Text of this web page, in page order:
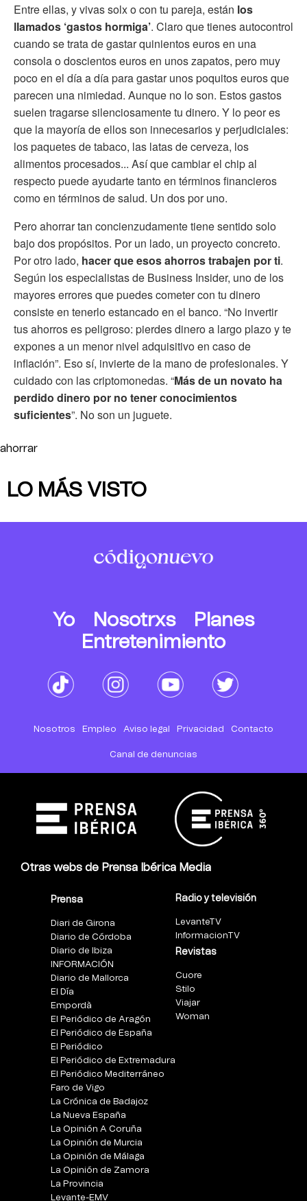
Entre ellas, y vivas solx o con tu pareja, están los
llamados ‘gastos hormiga’. Claro que tienes autocontrol
cuando se trata de gastar quinientos euros en una
consola o doscientos euros en unos zapatos, pero muy
poco en el día a día para gastar unos poquitos euros que
parecen una nimiedad. Aunque no lo son. Estos gastos
suelen tragarse silenciosamente tu dinero. Y lo peor es
que la mayoría de ellos son innecesarios y perjudiciales:
los paquetes de tabaco, las latas de cerveza, los
alimentos procesados... Así que cambiar el chip al
respecto puede ayudarte tanto en términos financieros
como en términos de salud. Un dos por uno.
Pero ahorrar tan concienzudamente tiene sentido solo
bajo dos propósitos. Por un lado, un proyecto concreto.
Por otro lado, hacer que esos ahorros trabajen por ti.
Según los especialistas de Business Insider, uno de los
mayores errores que puedes cometer con tu dinero
consiste en tenerlo estancado en el banco. “No invertir
tus ahorros es peligroso: pierdes dinero a largo plazo y te
expones a un menor nivel adquisitivo en caso de
inflación”. Eso sí, invierte de la mano de profesionales. Y
cuidado con las criptomonedas. “Más de un novato ha
perdido dinero por no tener conocimientos
suficientes”. No son un juguete.
ahorrar
LO MÁS VISTO
Yo Nosotrxs
Planes
Entretenimiento
Nosotros Empleo Aviso legal Privacidad Contacto
Canal de denuncias
Otras webs de Prensa Ibérica Media
Prensa
Diari de Girona
Diario de Córdoba
Diario de Ibiza
INFORMACIÓN
Diario de Mallorca
El Día
Empordà
El Periódico de Aragón
El Periódico de España
El Periódico
El Periódico de Extremadura
El Periódico Mediterráneo
Faro de Vigo
La Crónica de Badajoz
La Nueva España
La Opinión A Coruña
La Opinión de Murcia
La Opinión de Málaga
La Opinión de Zamora
La Provincia
Levante-EMV
Radio y televisión
LevanteTV
InformacionTV
Revistas
Cuore
Stilo
Viajar
Woman